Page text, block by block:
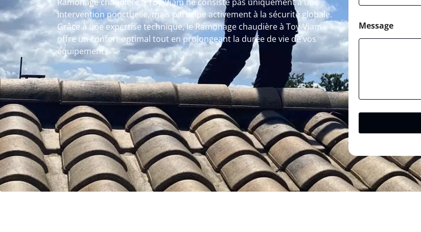
intervention ponctuelle, mais participe activement à la sécurité globale.
Grâce à une expertise technique, le Ramonage chaudière à Toy-Viam
offre un confort optimal tout en prolongeant la durée de vie de vos
équipements.
Message